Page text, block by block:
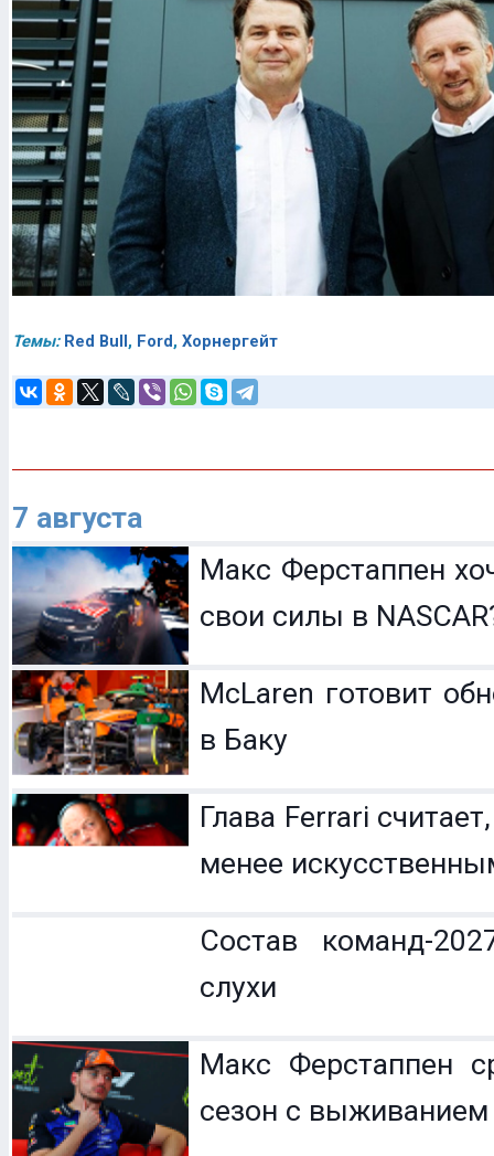
Темы: Red Bull, Ford, Хорнергейт
7 августа
Макс Ферстаппен
свои силы в
McLaren готовит
в Баку
Глава Ferrari
менее
Состав команд-
слухи
Макс Ферстаппен
сезон с выживанием